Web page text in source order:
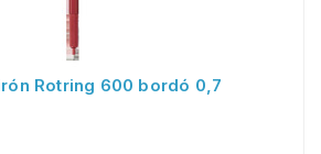
Rotring 600 bordó 0,7